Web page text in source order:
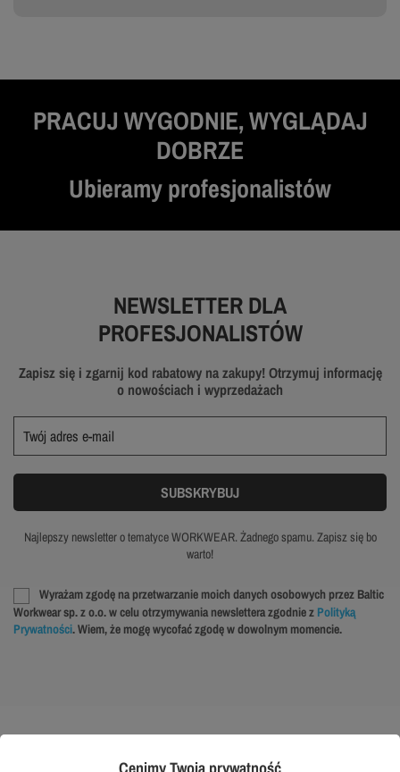
PRACUJ WYGODNIE, WYGLĄDAJ
DOBRZE
Ubieramy profesjonalistów
NEWSLETTER DLA
PROFESJONALISTÓW
Zapisz się i zgarnij kod rabatowy na zakupy! Otrzymuj informację
o nowościach i wyprzedażach
Najlepszy newsletter o tematyce WORKWEAR. Żadnego spamu. Zapisz się bo
warto!
Wyrażam zgodę na przetwarzanie moich danych osobowych przez Baltic
Workwear sp. z o.o. w celu otrzymywania newslettera zgodnie z Polityką
Prywatności. Wiem, że mogę wycofać zgodę w dowolnym momencie.